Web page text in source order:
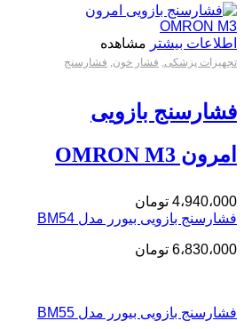
اطلاعات بیشتر مشاهده
تجهیزات پزشکی فشار خون فشارسنج
فشارسنج بازویی
امرون OMRON M3
4،940،000 تومان
فشارسنج بازويی بیورر مدل BM54
6،830،000 تومان
فشارسنج بازويی بیورر مدل BM55